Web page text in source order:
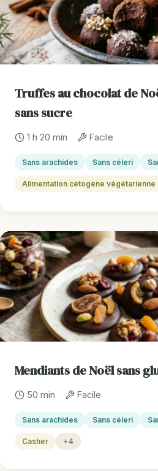
Truffes au chocolat de
sans sucre
1 h 20 min Facile
Sans arachides Sans céleri
Alimentation cétogène végétarienne
Mendiants de Noël sans
50 min Facile
Sans arachides Sans céleri
Casher +4